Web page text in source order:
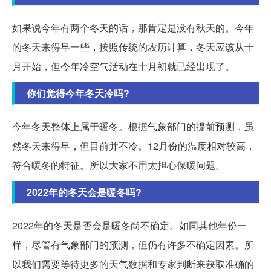
如果说今年有两个冬天的话，那肯定是没有秋天的。今年
的冬天来得早一些，按照传统的农历计算，冬天应该从十
月开始，但今年冷空气活动在十月初就已经出现了。
你们觉得今年冬天冷吗?
今年冬天整体上属于暖冬。根据气象部门的提前预测，虽
然冬天来得早，但目前并不冷。12月份的温度相对较高，
符合暖冬的特征。所以大家不用太担心保暖问题。
2022年的冬天会是暖冬吗?
2022年的冬天是否会是暖冬尚不确定。如同其他年份一
样，尽管有气象部门的预测，但仍有许多不确定因素。所
以我们需要等待更多的天气数据和专家判断来获取准确的